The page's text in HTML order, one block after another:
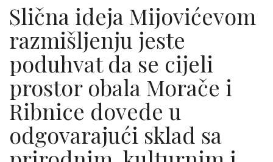
Slična ideja Mijovićevom
razmišljenju jeste
poduhvat da se cijeli
prostor obala Morače i
Ribnice dovede u
odgovarajući sklad sa